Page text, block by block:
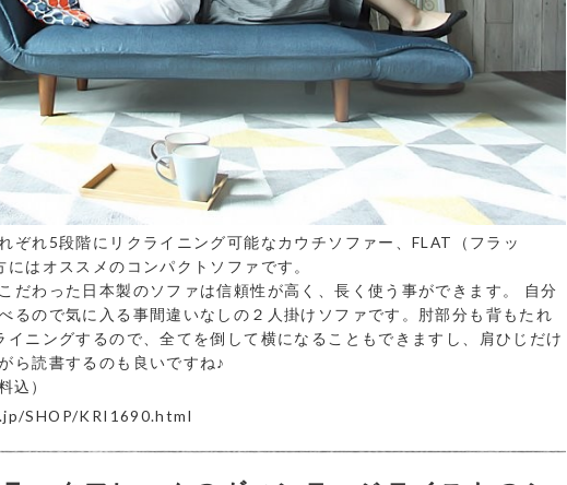
ぞれ5段階にリクライニング可能なカウチソファー、FLAT（フラッ
にはオススメのコンパクトソファです。
だわった日本製のソファは信頼性が高く、長く使う事ができます。 自分
るので気に入る事間違いなしの２人掛けソファです。肘部分も背もたれ
イニングするので、全てを倒して横になることもできますし、肩ひじだけ
ら読書するのも良いですね♪
込）
SHOP/KRI1690.html